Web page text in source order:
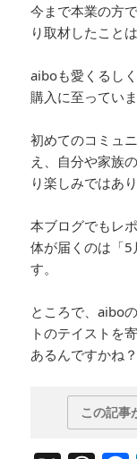
今まで本業の方で
り取材したこと
aiboも愛くるし
購入に至っていま
初めてのコミュ
え、自分や家族
り楽しみではあり
本ブログでもレ
体が届くのは「
す。
ところで、aibo
トのテイストを
あるんですかね？
この記事